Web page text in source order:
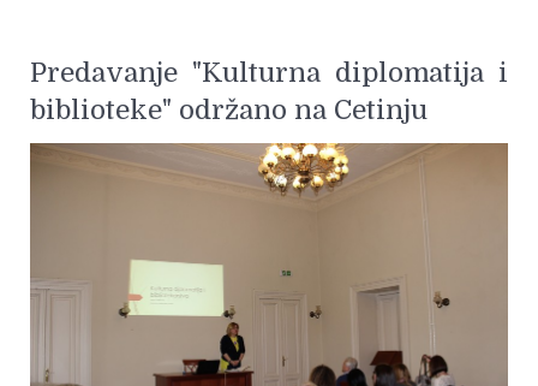
Predavanje "Kulturna diplomatija i
biblioteke" održano na Cetinju